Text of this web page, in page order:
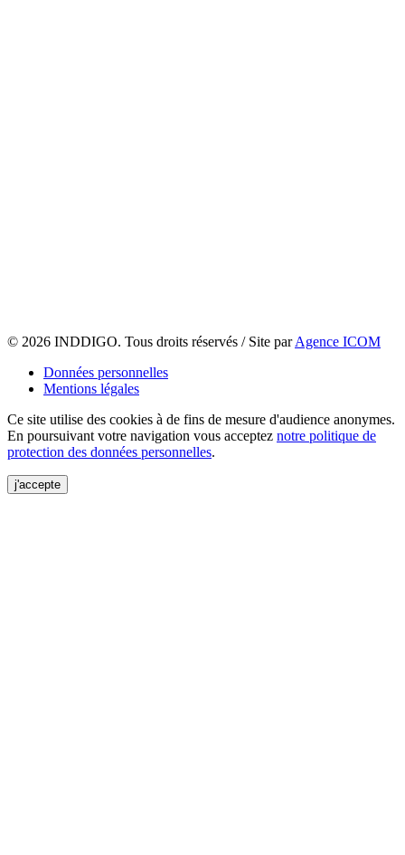
© 2026 INDDIGO. Tous droits réservés / Site parAgence ICOM
Données personnelles
Mentions légales
Ce site utilise des cookies à de fins de mesure d'audience anonymes.
En poursuivant votre navigation vous acceptez notre politique de
protection des données personnelles.
j'accepte